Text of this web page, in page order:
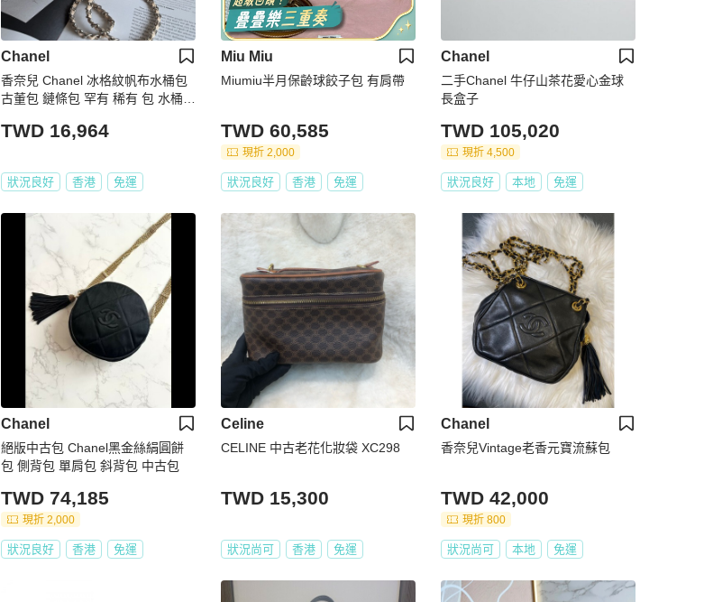
Chanel
香奈兒 Chanel 冰格紋帆布水桶包
古董包 鏈條包 罕有 稀有 包 水桶包
chanel travel line drawstring buck
TWD 16,964
狀況良好 香港 免運
Miu Miu
Miumiu半月保齡球餃子包 有肩帶
TWD 60,585
現折 2,000
狀況良好 香港 免運
Chanel
二手Chanel 牛仔山茶花愛心金球
長盒子
TWD 105,020
現折 4,500
狀況良好 本地 免運
Chanel
絕版中古包 Chanel黑金絲絹圓餅
包 側背包 單肩包 斜背包 中古包
TWD 74,185
現折 2,000
狀況良好 香港 免運
Celine
CELINE 中古老花化妝袋 XC298
TWD 15,300
狀況尚可 香港 免運
Chanel
香奈兒Vintage老香元寶流蘇包
TWD 42,000
現折 800
狀況尚可 本地 免運